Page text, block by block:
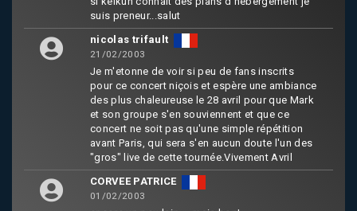
suis preneur...salut
nicolas trifault
21/02/2003
Je m'etonne de voir si peu de fans inscrits
pour ce concert niçois et espère une ambiance
des plus chaleureuse le 28 avril pour que Mark
et son groupe s'en souviennent et que ce
concert ne soit pas qu'une simple répétition
avant Paris, qui sera s'en aucun doute l'un des
"gros" live de cette tournée.Vivement Avril
CORVEE PATRICE
01/02/2003